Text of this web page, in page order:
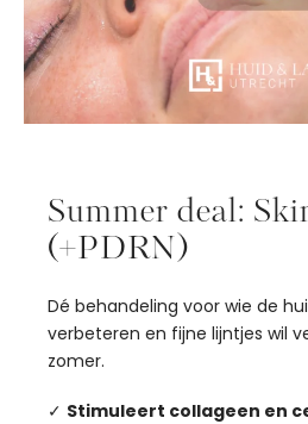
Summer deal:
(+PDRN)
Dé behandeling voor wie de
verbeteren en fijne lijntjes wil
zomer.
✓ Stimuleert collageen en